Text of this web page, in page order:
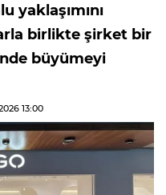
yaklaşımını
birlikte şirket bir
büyümeyi
13:00